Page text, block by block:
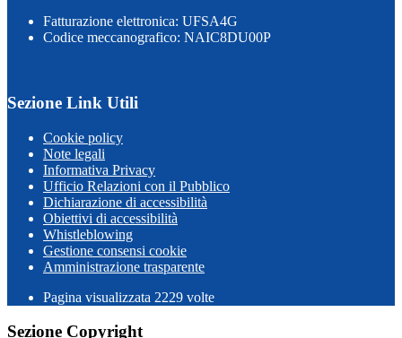
Fatturazione elettronica: UFSA4G
Codice meccanografico: NAIC8DU00P
Sezione Link Utili
Cookie policy
Note legali
Informativa Privacy
Ufficio Relazioni con il Pubblico
Dichiarazione di accessibilità
Obiettivi di accessibilità
Whistleblowing
Gestione consensi cookie
Amministrazione trasparente
Pagina visualizzata 2229 volte
Sezione Copyright